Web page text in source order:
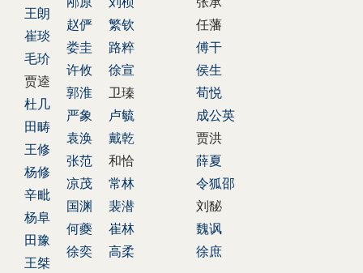
王朗
崔琰
毛玠
贾逵
杜几
田畴
王修
杨修
辛毗
杨阜
田豫
王桀
赵俨
娄圭
许攸
郭淮
严象
袁涣
张范
凉茂
国渊
何夔
徐奕
繁钦
路粹
徐宣
卫瑧
卢毓
戴乾
和恰
常林
裴潜
崔林
高柔
任藩
傅干
侯生
荀悦
成公英
贾洪
薛夏
令狐邵
刘馝
魏讽
徐庶